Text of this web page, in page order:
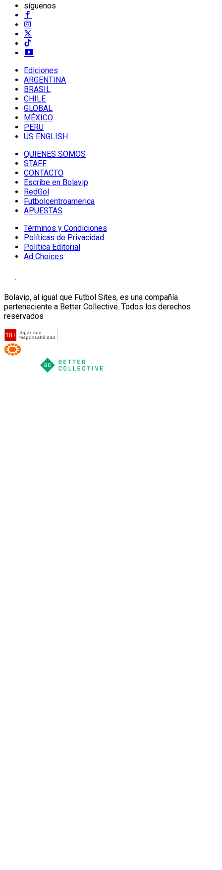
síguenos
Ediciones
ARGENTINA
BRASIL
CHILE
GLOBAL
MÉXICO
PERU
US ENGLISH
QUIENES SOMOS
STAFF
CONTACTO
Escribe en Bolavip
RedGol
Futbolcentroamerica
APUESTAS
Términos y Condiciones
Políticas de Privacidad
Política Editorial
Ad Choices
Bolavip, al igual que Futbol Sites, es una compañía
perteneciente a Better Collective. Todos los derechos
reservados